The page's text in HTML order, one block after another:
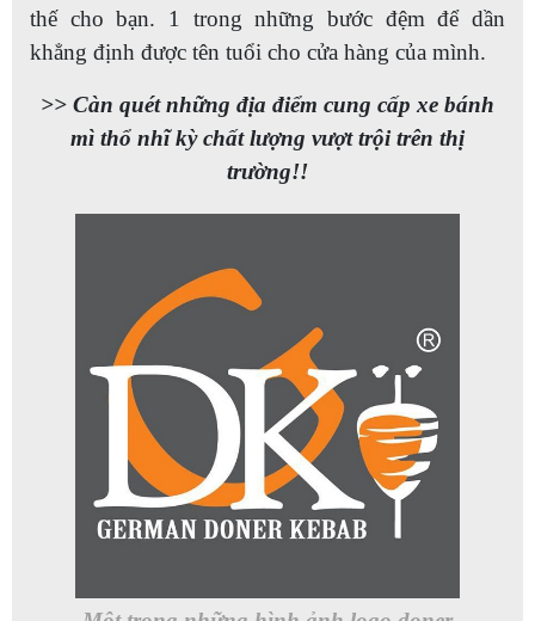
thế cho bạn. 1 trong những bước đệm để dần
khẳng định được tên tuổi cho cửa hàng của mình.
>> Càn quét những địa điểm cung cấp xe bánh
mì thổ nhĩ kỳ chất lượng vượt trội trên thị
trường!!